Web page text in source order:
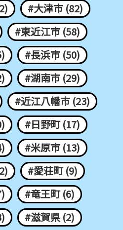
#大津市 (82)
#東近江市 (58)
#長浜市 (50)
#湖南市 (29)
#近江八幡市 (23)
#日野町 (17)
#米原市 (13)
#愛荘町 (9)
#竜王町 (6)
#滋賀県 (2)